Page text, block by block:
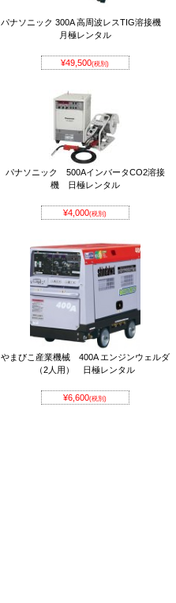
パナソニック 300A 高周波レスTIG溶接機
月極レンタル
¥49,500(税別)
パナソニック 500AインバータCO2溶接
機 日極レンタル
¥4,000(税別)
やまびこ産業機械 400A エンジンウェルダ
（2人用） 日極レンタル
¥6,600(税別)